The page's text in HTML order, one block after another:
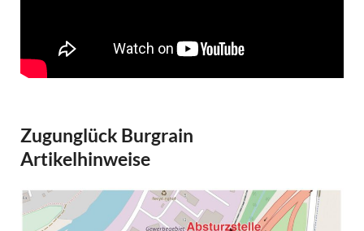
Zugunglück Burgrain
Artikelhinweise